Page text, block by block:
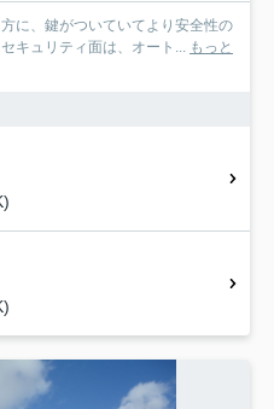
に、鍵がついていてより安全性の
キュリティ面は、オート... もっと